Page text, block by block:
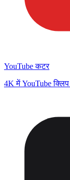
YouTube कटर
4K में YouTube क्लिप